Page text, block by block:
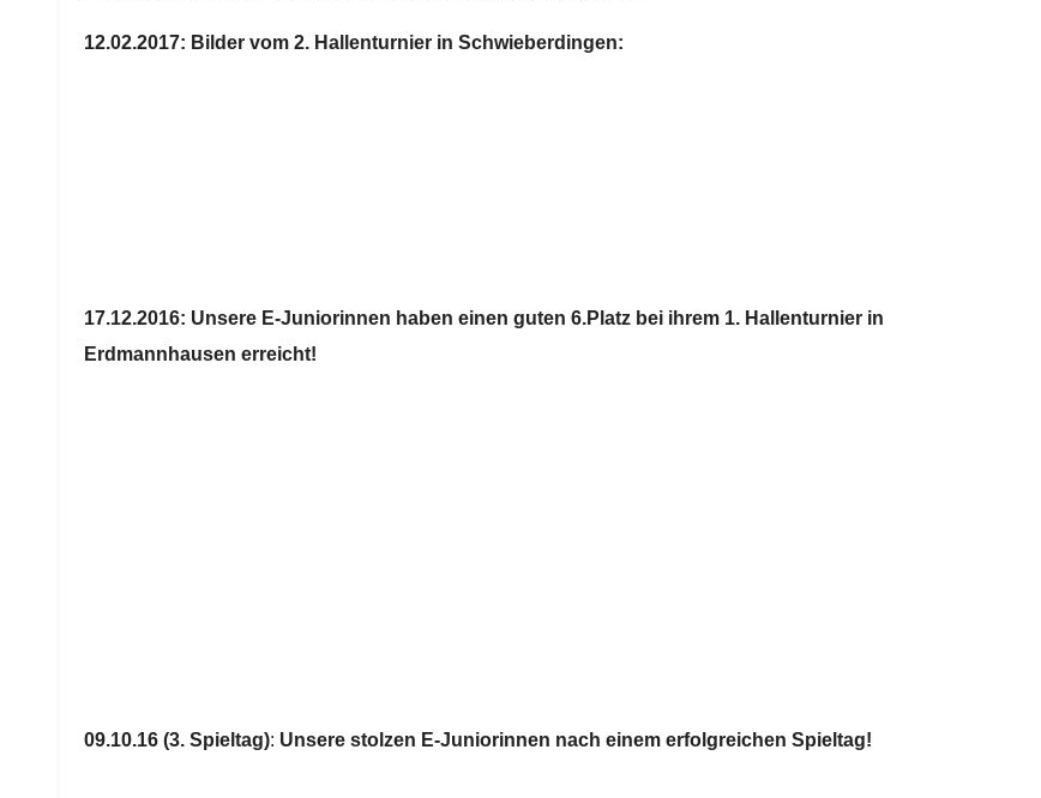
12.02.2017: Bilder vom 2. Hallenturnier in Schwieberdingen:
17.12.2016: Unsere E-Juniorinnen haben einen guten 6.Platz bei ihrem 1. Hallenturnier in
Erdmannhausen erreicht!
09.10.16 (3. Spieltag): Unsere stolzen E-Juniorinnen nach einem erfolgreichen Spieltag!